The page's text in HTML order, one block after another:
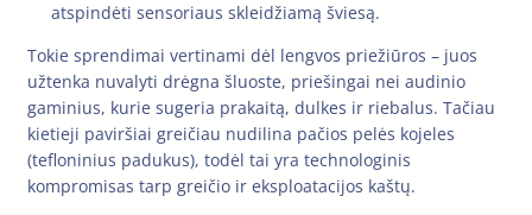
atspindėti sensoriaus skleidžiamą šviesą.
Tokie sprendimai vertinami dėl lengvos priežiūros – juos
užtenka nuvalyti drėgna šluoste, priešingai nei audinio
gaminius, kurie sugeria prakaitą, dulkes ir riebalus. Tačiau
kietieji paviršiai greičiau nudilina pačios pelės kojeles
(tefloninius padukus), todėl tai yra technologinis
kompromisas tarp greičio ir eksploatacijos kaštų.